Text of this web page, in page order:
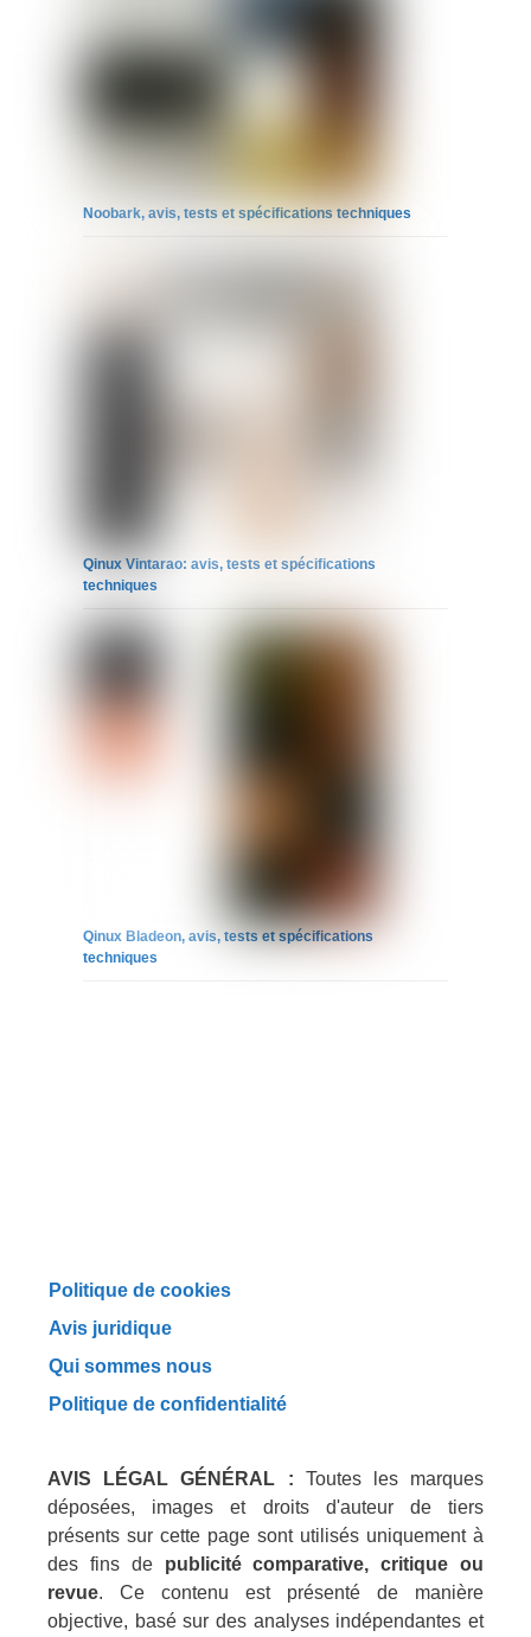
Noobark, avis, tests et spécifications techniques
Qinux Vintarao: avis, tests et spécifications
techniques
Qinux Bladeon, avis, tests et spécifications
techniques
Politique de cookies
Avis juridique
Qui sommes nous
Politique de confidentialité
AVIS LÉGAL GÉNÉRAL : Toutes les marques
déposées, images et droits d'auteur de tiers
présents sur cette page sont utilisés uniquement à
des fins de publicité comparative, critique ou
revue. Ce contenu est présenté de manière
objective, basé sur des analyses indépendantes et